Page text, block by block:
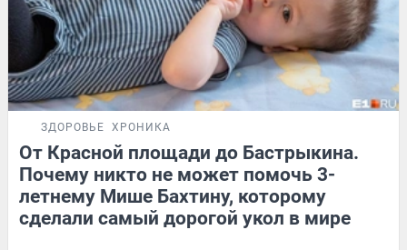
ЗДОРОВЬЕ ХРОНИКА
От Красной площади до Бастрыкина.
Почему никто не может помочь 3-
летнему Мише Бахтину, которому
сделали самый дорогой укол в мире